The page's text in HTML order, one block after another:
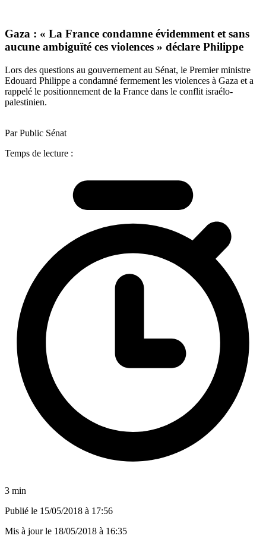
Gaza : « La France condamne évidemment et sans
aucune ambiguïté ces violences » déclare Philippe
Lors des questions au gouvernement au Sénat, le Premier ministre
Edouard Philippe a condamné fermement les violences à Gaza et a
rappelé le positionnement de la France dans le conflit israélo-
palestinien.
Par Public Sénat
Temps de lecture :
3 min
Publié le 15/05/2018 à 17:56
Mis à jour le 18/05/2018 à 16:35